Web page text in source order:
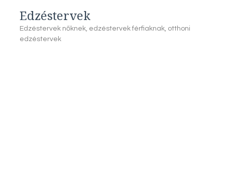
Edzéstervek
Edzéstervek nőknek, edzéstervek férfiaknak, otthoni
edzéstervek